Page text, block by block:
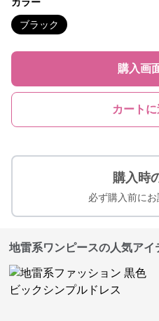
ブラック
購入画
カート
購入時
必ず購入前にお
地雷系ワンピースの人気アイ